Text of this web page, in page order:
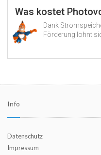
Info
Datenschutz
Impressum